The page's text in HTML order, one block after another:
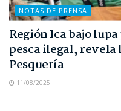
NOTAS DE PRENSA
Región Ica bajo
pesca ilegal, revela
Pesquería
11/08/2025